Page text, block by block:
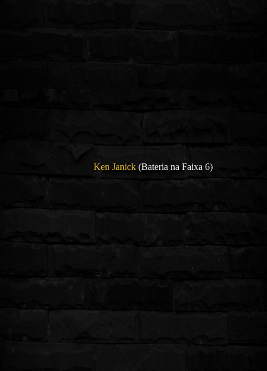
Ken Janick (Bateria na Faixa 6)